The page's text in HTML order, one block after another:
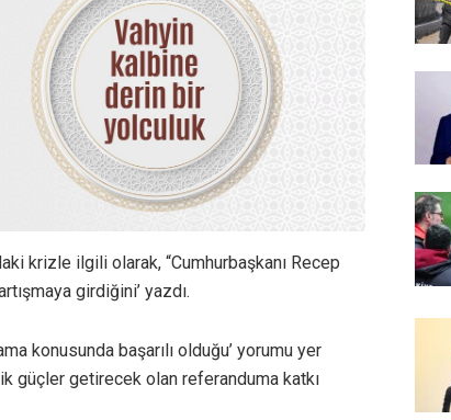
krizle ilgili olarak, “Cumhurbaşkanı Recep
girdiğini’ yazdı.
konusunda başarılı olduğu’ yorumu yer
güçler getirecek olan referanduma katkı